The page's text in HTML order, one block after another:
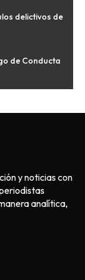
delictivos de
de Conducta
y noticias con
analítica,